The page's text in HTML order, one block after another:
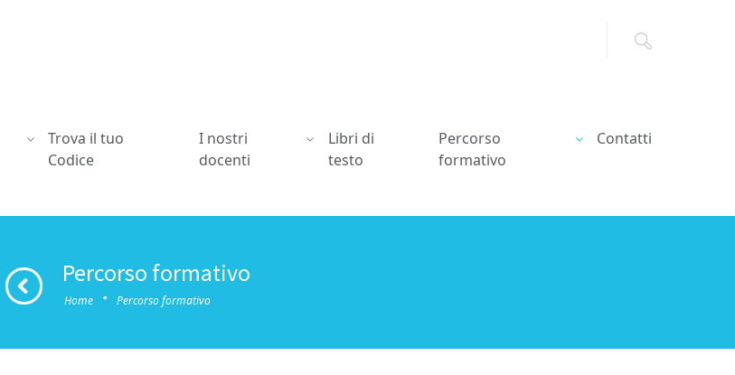
Trova il tuo
Codice
I nostri
docenti
Libri di
testo
Percorso
formativo
Contatti
Percorso formativo
Home · Percorso formativo